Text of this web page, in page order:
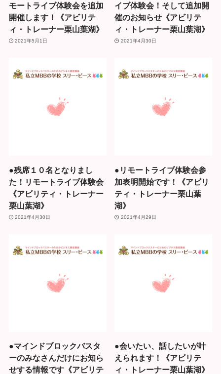
モートライブ体験会を追加
開催します！《アビリテ
ィ・トレーナー栗山葉湖》
2021年5月1日
イブ体験会！そして追加開
催のお知らせ《アビリテ
ィ・トレーナー栗山葉湖》
2021年4月30日
●残席１０名となりまし
た！リモートライブ体験会
《アビリティ・トレーナー
栗山葉湖》
2021年4月30日
●リモートライブ体験会参
加表明開始です！《アビリ
ティ・トレーナー栗山葉
湖》
2021年4月29日
●マインドブロックバスタ
ーのみなさんだけにお知ら
せする情報です《アビリテ
●会いたい、話したいが叶
えられます！《アビリテ
ィ・トレーナー栗山葉湖》